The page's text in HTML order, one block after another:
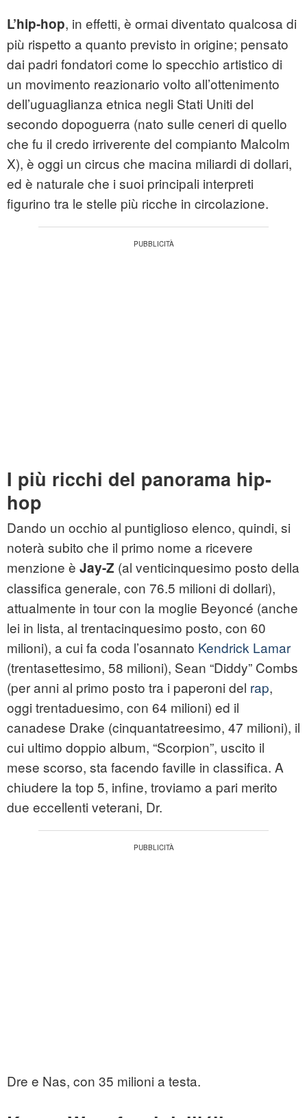
L’hip-hop, in effetti, è ormai diventato qualcosa di
più rispetto a quanto previsto in origine; pensato
dai padri fondatori come lo specchio artistico di
un movimento reazionario volto all’ottenimento
dell’uguaglianza etnica negli Stati Uniti del
secondo dopoguerra (nato sulle ceneri di quello
che fu il credo irriverente del compianto Malcolm
X), è oggi un circus che macina miliardi di dollari,
ed è naturale che i suoi principali interpreti
figurino tra le stelle più ricche in circolazione.
I più ricchi del panorama hip-
hop
Dando un occhio al puntiglioso elenco, quindi, si
noterà subito che il primo nome a ricevere
menzione è Jay-Z (al venticinquesimo posto della
classifica generale, con 76.5 milioni di dollari),
attualmente in tour con la moglie Beyoncé (anche
lei in lista, al trentacinquesimo posto, con 60
milioni), a cui fa coda l’osannato Kendrick Lamar
(trentasettesimo, 58 milioni), Sean “Diddy” Combs
(per anni al primo posto tra i paperoni del rap,
oggi trentaduesimo, con 64 milioni) ed il
canadese Drake (cinquantatreesimo, 47 milioni), il
cui ultimo doppio album, “Scorpion”, uscito il
mese scorso, sta facendo faville in classifica. A
chiudere la top 5, infine, troviamo a pari merito
due eccellenti veterani, Dr.
Dre e Nas, con 35 milioni a testa.